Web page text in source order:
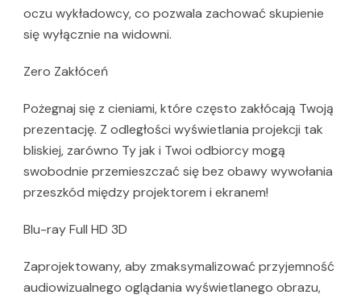
oczu wykładowcy, co pozwala zachować skupienie
się wyłącznie na widowni.
Zero Zakłóceń
Pożegnaj się z cieniami, które często zakłócają Twoją
prezentację. Z odległości wyświetlania projekcji tak
bliskiej, zarówno Ty jak i Twoi odbiorcy mogą
swobodnie przemieszczać się bez obawy wywołania
przeszkód między projektorem i ekranem!
Blu-ray Full HD 3D
Zaprojektowany, aby zmaksymalizować przyjemność
audiowizualnego oglądania wyświetlanego obrazu,